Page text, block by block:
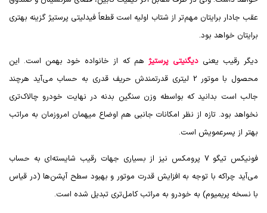
عقب جادار برایتان مهم‌تر از شتاب اولیه است قطعاً فیدلیتی پرستیژ گزینه بهتری
برایتان خواهد بود.
دیگر رقیب یعنیدیگنیتی پرستیژ هم که از خانواده خود بهمن است. این
محصول با موتور 2 لیتری قدرتمندش حریف قدری به حساب می‌آید هرچند
جالب است بدانید که بواسطه وزن سنگین بدنه در نهایت خودرو چالاک‌تری
نخواهد بود. تازه از نظر امکانات جانبی هم اوضاع میهمان امروزمان به مراتب
بهتر از پسرعمویش است.
فونیکس تیگو 7 پرومکس نیز از بسیاری جهات رقیب شایسته‌ای به حساب
می‌آید چراکه با توجه به افزایش قدرت موتور و بهبود سطح آپشن‌ها (در قیاس
با نسخه پریمیوم) به خودرو به مراتب کامل‌تری تبدیل شده است.